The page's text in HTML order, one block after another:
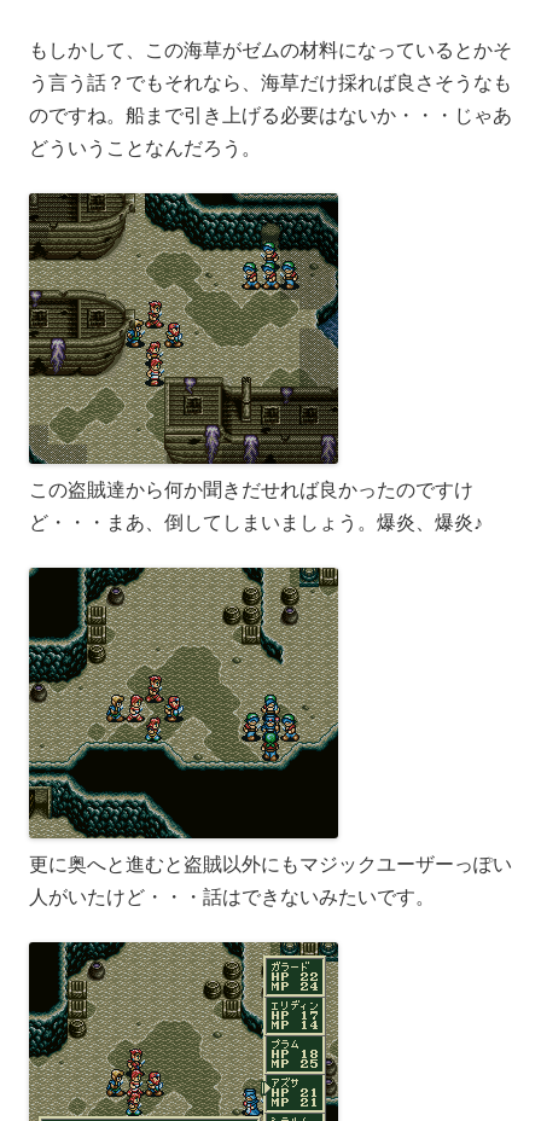
もしかして、この海草がゼムの材料になっているとかそ
う言う話？でもそれなら、海草だけ採れば良さそうなも
のですね。船まで引き上げる必要はないか・・・じゃあ
どういうことなんだろう。
この盗賊達から何か聞きだせれば良かったのですけ
ど・・・まあ、倒してしまいましょう。爆炎、爆炎♪
更に奥へと進むと盗賊以外にもマジックユーザーっぽい
人がいたけど・・・話はできないみたいです。